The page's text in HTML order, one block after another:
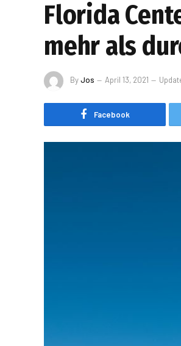
Florida
mehr als
ByJos April 13, 2021
Facebook